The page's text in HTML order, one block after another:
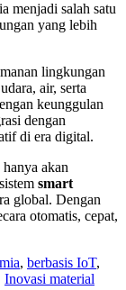
menjadi salah satu
yang lebih
lingkungan
air, serta
keunggulan
dengan
di era digital.
akan
smart
global. Dengan
otomatis, cepat,
, berbasis IoT,
Inovasi material